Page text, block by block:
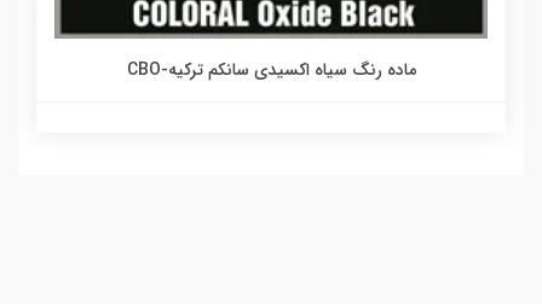
ماده رنگ سیاه اکسیدی سانکم ترکیه-CBO